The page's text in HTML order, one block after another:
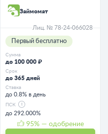
Займомат
Лиц. № 78-24-066028
Первый бесплатно
Сумма
до 100 000 ₽
Срок
до 365 дней
Ставка
до 0.8% в день
ПСК
до 292.000%
95% — одобрение